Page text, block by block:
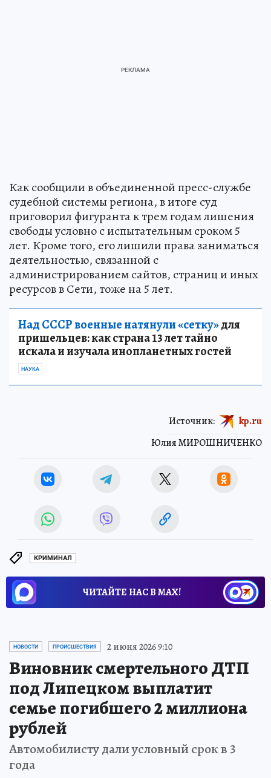
Как сообщили в объединенной пресс-службе
судебной системы региона, в итоге суд
приговорил фигуранта к трем годам лишения
свободы условно с испытательным сроком 5
лет. Кроме того, его лишили права заниматься
деятельностью, связанной с
администрированием сайтов, страниц и иных
ресурсов в Сети, тоже на 5 лет.
Над СССР военные натянули «сетку»для
пришельцев: как страна 13 лет тайно
искала и изучала инопланетных гостей
НАУКА
Юлия МИРОШНИЧЕНКО
Источник: kp.ru
КРИМИНАЛ
ЧИТАЙТЕ НАС В МАХ!
НОВОСТИ ПРОИСШЕСТВИЯ 2 июня 2026 9:10
Виновник смертельного ДТП
под Липецком выплатит
семье погибшего 2 миллиона
рублей
Автомобилисту дали условный срок в 3
года